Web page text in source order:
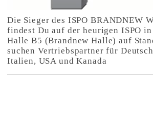
Die Sieger des ISPO BRANDNEW
findest Du auf der heurigen ISPO
Halle B5 (Brandnew Halle) auf
suchen Vertriebspartner für
Italien, USA und Kanada